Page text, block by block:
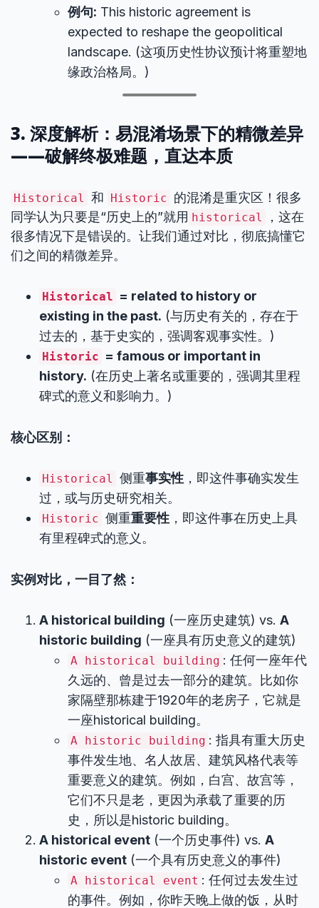
例句: This historic agreement is
expected to reshape the geopolitical
landscape. (这项历史性协议预计将重塑地
缘政治格局。)
3. 深度解析：易混淆场景下的精微差异
——破解终极难题，直达本质
Historical 和 Historic 的混淆是重灾区！很多
同学认为只要是“历史上的”就用 historical
，这在
很多情况下是错误的。让我们通过对比，彻底搞懂它
们之间的精微差异。
Historical = related to history or
existing in the past. (与历史有关的，存在于
过去的，基于史实的，强调客观事实性。)
Historic = famous or important in
history. (在历史上著名或重要的，强调其里程
碑式的意义和影响力。)
核心区别：
Historical 侧重事实性 ，即这件事确实发生
过，或与历史研究相关。
Historic 侧重重要性 ，即这件事在历史上具
有里程碑式的意义。
实例对比，一目了然：
A historical building (一座历史建筑) vs. A
historic building (一座具有历史意义的建筑)
A historical building : 任何一座年代
久远的、曾是过去一部分的建筑。比如你
家隔壁那栋建于1920年的老房子，它就是
一座historical building。
A historic building : 指具有重大历史
事件发生地、名人故居、建筑风格代表等
重要意义的建筑。例如，白宫、故宫等，
它们不只是老，更因为承载了重要的历
史，所以是historic building。
A historical event (一个历史事件) vs. A
historic event (一个具有历史意义的事件)
A historical event : 任何过去发生过
的事件。例如，你昨天晚上做的饭，从时